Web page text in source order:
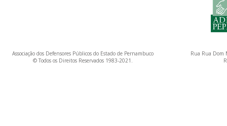
Associação dos Defensores Públicos do Estado de Pernambuco
© Todos os Direitos Reservados 1983-2021.
Rua Rua Dom